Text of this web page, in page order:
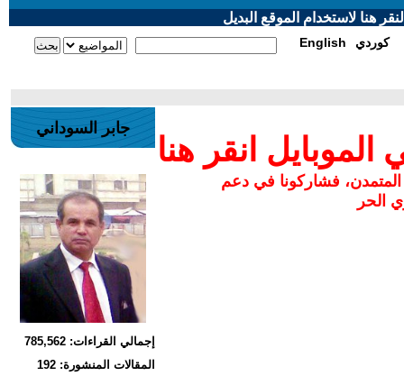
هنا لاستخدام الموقع البديل
English كوردي
انقر هنا
المتمدن، فشاركونا في دعم
الحر
جابر السوداني
إجمالي القراءات: 785,562
المقالات المنشورة: 192